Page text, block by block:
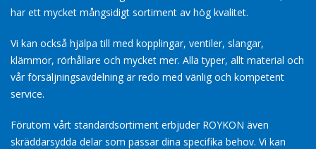
har ett mycket mångsidigt sortiment av hög kvalitet.
Vi kan också hjälpa till med kopplingar, ventiler, slangar,
klämmor, rörhållare och mycket mer. Alla typer, allt material och
vår försäljningsavdelning är redo med vänlig och kompetent
service.
Förutom vårt standardsortiment erbjuder ROYKON även
skräddarsydda delar som passar dina specifika behov. Vi kan